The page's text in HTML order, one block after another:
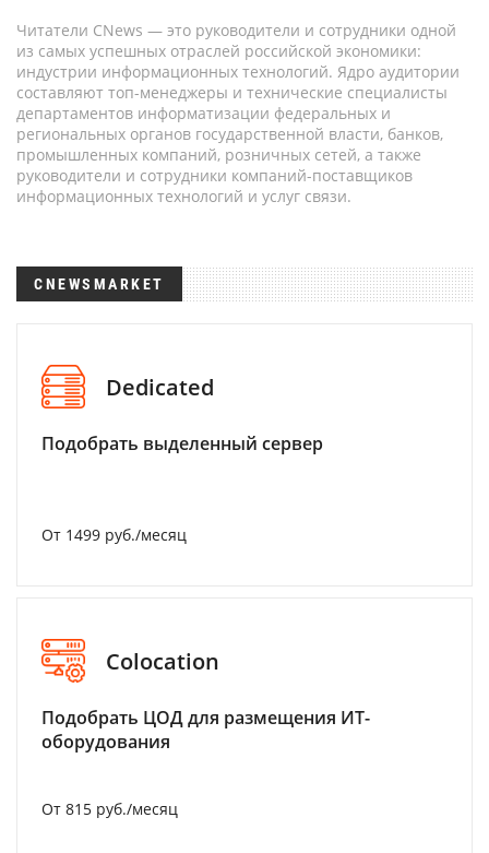
Читатели CNews — это руководители и сотрудники одной
из самых успешных отраслей российской экономики:
индустрии информационных технологий. Ядро аудитории
составляют топ-менеджеры и технические специалисты
департаментов информатизации федеральных и
региональных органов государственной власти, банков,
промышленных компаний, розничных сетей, а также
руководители и сотрудники компаний-поставщиков
информационных технологий и услуг связи.
CNEWSMARKET
Dedicated
Подобрать выделенный сервер
От 1499 руб./месяц
Colocation
Подобрать ЦОД для размещения ИТ-
оборудования
От 815 руб./месяц